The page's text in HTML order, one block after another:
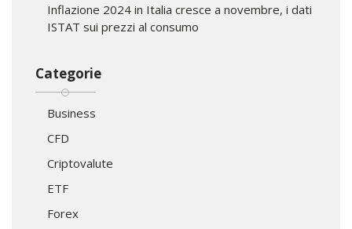
Inflazione 2024 in Italia cresce a novembre, i dati
ISTAT sui prezzi al consumo
Categorie
Business
CFD
Criptovalute
ETF
Forex